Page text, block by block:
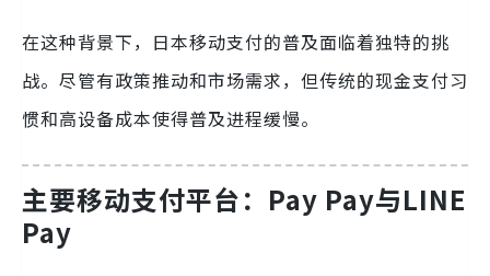
在这种背景下，日本移动支付的普及面临着独特的挑
战。尽管有政策推动和市场需求，但传统的现金支付习
惯和高设备成本使得普及进程缓慢。
主要移动支付平台：Pay Pay与LINE
Pay